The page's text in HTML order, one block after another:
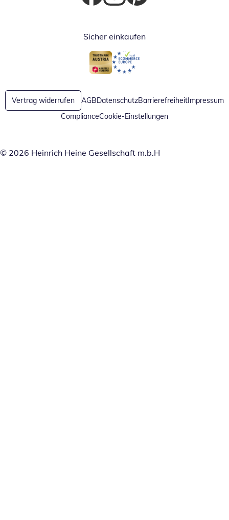
Öffnet in neuem Fenster
Öffnet in neuem Fenster
Öffnet in neuem Fenster
Sicher einkaufen
Öffnet in neuem Fenster
Öffnet in neuem Fenster
Vertrag widerrufen AGBDatenschutzBarrierefreiheitImpressum
ComplianceCookie-Einstellungen
© 2026 Heinrich Heine Gesellschaft m.b.H